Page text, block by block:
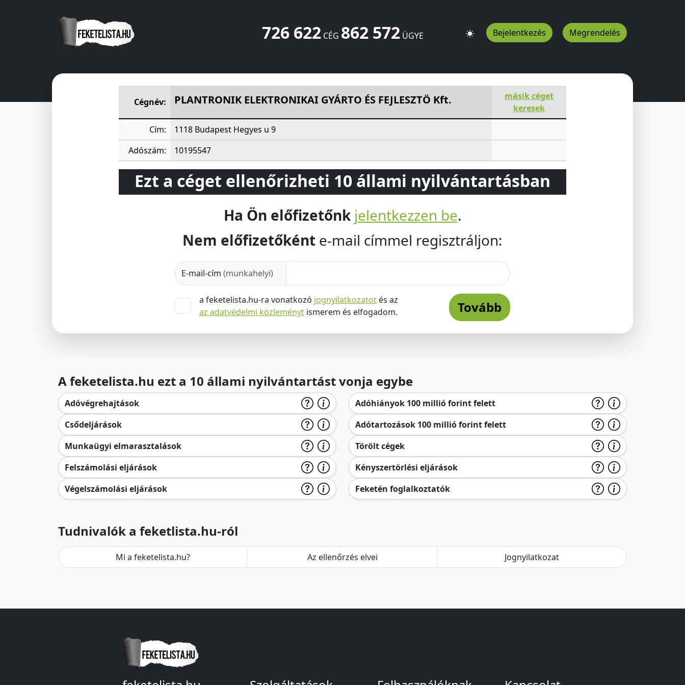
726 622CÉG 862 572ÜGYE Bejelentkezés Megrendelés
Cégnév:
PLANTRONIK ELEKTRONIKAI GYÁRTO ÉS FEJLESZTÖ Kft.
másik céget
keresek
Cím:
1118 Budapest Hegyes u 9
Adószám:
10195547
Ezt a céget ellenőrizheti 10 állami nyilvántartásban
Ha Ön előfizetőnk jelentkezzen be.
Nem előfizetőként e-mail címmel regisztráljon:
E-mail-cím (munkahelyi)
a feketelista.hu-ra vonatkozó jognyilatkozatotés az
az adatvédelmi közleménytismerem és elfogadom. Tovább
A feketelista.hu ezt a 10 állami nyilvántartást vonja egybe
Adóvégrehajtások
Csődeljárások
Munkaügyi elmarasztalások
Felszámolási eljárások
Végelszámolási eljárások
Adóhiányok 100 millió forint felett
Adótartozások 100 millió forint felett
Törölt cégek
Kényszertörlési eljárások
Feketén foglalkoztatók
Tudnivalók a feketlista.hu-ról
Mi a feketelista.hu? Az ellenőrzés elvei Jognyilatkozat